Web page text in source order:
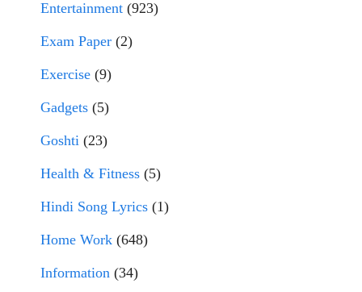
Entertainment (923)
Exam Paper (2)
Exercise (9)
Gadgets (5)
Goshti (23)
Health & Fitness (5)
Hindi Song Lyrics (1)
Home Work (648)
Information (34)